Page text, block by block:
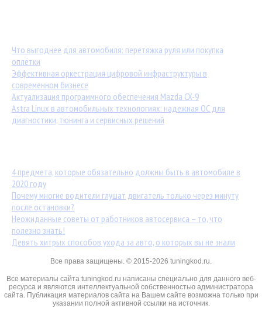
Что выгоднее для автомобиля: перетяжка руля или покупка
оплётки
Эффективная оркестрация цифровой инфраструктуры в
современном бизнесе
Актуализация программного обеспечения Mazda CX-9
Astra Linux в автомобильных технологиях: надежная ОС для
диагностики, тюнинга и сервисных решений
4 предмета, которые обязательно должны быть в автомобиле в
2020 году
Почему многие водители глушат двигатель только через минуту
после остановки?
Неожиданные советы от работников автосервиса – то, что
полезно знать!
Девять хитрых способов ухода за авто, о которых вы не знали
Все права защищены. © 2015-2026 tuningkod.ru.
Все материалы сайта tuningkod.ru написаны специально для данного веб-
ресурса и являются интеллектуальной собственностью администратора
сайта. Публикация материалов сайта на Вашем сайте возможна только при
указании полной активной ссылки на источник.